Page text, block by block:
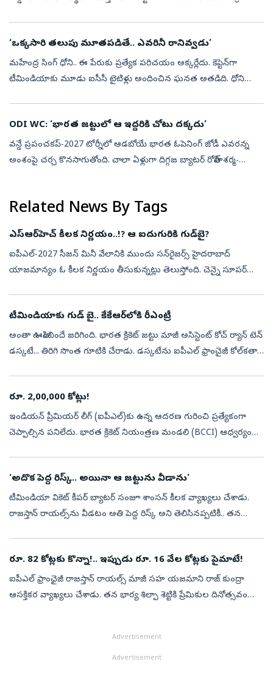
‘ఒక్కసారి తలుపు మూతపడితే.. ఎవరినీ రానివ్వడు’
మహేంద్ర సింగ్‌ ధోని.. ఈ పేరుకు ప్రత్యేక పరిచయం అక్కర్లేదు. కెప్టెన్‌గా
టీమిండియాకు మూడు ఐసీసీ టైటిళ్లు అందించిన ఘనత అతడిది. ధోని
ODI WC: ‘భారత జట్టులో ఆ ఇద్దరికి చోటు దక్కదు’
వన్డే ప్రపంచకప్‌-2027 టోర్నీలో ఆడబోయే భారత ఓపెనింగ్‌ జోడీ ఎవరన్న
అంశంపై చర్చ కొనసాగుతోంది. చాలా ఏళ్లుగా దిగ్గజ బ్యాటర్‌ రోహిత్‌ శర్మ-
Related News By Tags
ఎస్‌ఆర్‌హెచ్ కీలక నిర్ణయం..!? ఆ ఐదుగురికి గుడ్‌బై?
ఐపీఎల్‌-2027 సీజన్ మినీ వేలానికి ముందు సన్‌రైజర్స్ హైదరాబాద్
యాజమాన్యం ఓ కీలక నిర్ణయం తీసుకున్నట్లు తెలుస్తోంది. చెన్నై సూపర్
టీమిండియాకు గుడ్ బై.. కేకేఆర్‌లోకి రీఎంట్రీ
అంతా ఊహించిందే జ‌రిగింది. భారత క్రికెట్‌ జట్టు మాజీ అసిస్టెంట్‌ కోచ్‌ ర్యాన్‌ టెన్‌
డస్కటే... తిరిగి సొంత గూటికి చేరాడు. డస్కటేను ఐపీఎల్‌ ఫ్రాంచైజీ కోల్‌కతా
రూ. 2,00,000 కోట్లు!
ఇండియన్‌ ప్రీమియర్‌ లీగ్‌ (ఐపీఎల్‌)కు ఉన్న ఆదరణ గురించి ప్రత్యేకంగా
చెప్పాల్సిన పనిలేదు. భారత క్రికెట్‌ నియంత్రణ మండలి (BCCI) ఆధ్వర్యంలో
‘అదొక పెద్ద రిస్క్‌.. అయినా ఆ జట్టును వీడాను’
టీమిండియా వికెట్‌ కీపర్‌ బ్యాటర్‌ సంజూ శాంసన్‌ కీలక వ్యాఖ్యలు చేశాడు.
రాజస్తాన్‌ రాయల్స్‌ను వీడటం అతి పెద్ద రిస్క్‌ అని తెలిసినప్పటికీ.. తన
రూ. 82 కోట్లకు కొన్నా!.. ఇప్పుడు రూ. 16 వేల కోట్లకు పైమాటే!
ఐపీఎల్‌ ఫ్రాంఛైజీ రాజస్తాన్‌ రాయల్స్‌ మాజీ సహ యజమాని రాజ్‌ కుంద్రా
ఆసక్తికర వ్యాఖ్యలు చేశాడు. తన భార్య శిల్పా శెట్టికి ప్రేమికుల దినోత్సవం
Advertisement
Advertisement